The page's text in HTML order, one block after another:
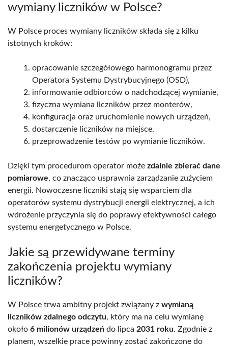
wymiany liczników w Polsce?
W Polsce proces wymiany liczników składa się z kilku
istotnych kroków:
opracowanie szczegółowego harmonogramu przez
Operatora Systemu Dystrybucyjnego (OSD),
informowanie odbiorców o nadchodzącej wymianie,
fizyczna wymiana liczników przez monterów,
konfiguracja oraz uruchomienie nowych urządzeń,
dostarczenie liczników na miejsce,
przeprowadzenie testów po wymianie liczników.
Dzięki tym procedurom operator może zdalnie zbierać dane
pomiarowe, co znacząco usprawnia zarządzanie zużyciem
energii. Nowoczesne liczniki stają się wsparciem dla
operatorów systemu dystrybucji energii elektrycznej, a ich
wdrożenie przyczynia się do poprawy efektywności całego
systemu energetycznego w Polsce.
Jakie są przewidywane terminy
zakończenia projektu wymiany
liczników?
W Polsce trwa ambitny projekt związany z wymianą
liczników zdalnego odczytu, który ma na celu wymianę
około 6 milionów urządzeń do lipca 2031 roku. Zgodnie z
planem, wszelkie prace powinny zostać zakończone do